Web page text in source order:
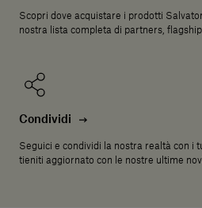
Scopri dove acquistare i prodotti
nostra lista completa di partners,
Condividi
Seguici e condividi la nostra realtà con i
tieniti aggiornato con le nostre ultime